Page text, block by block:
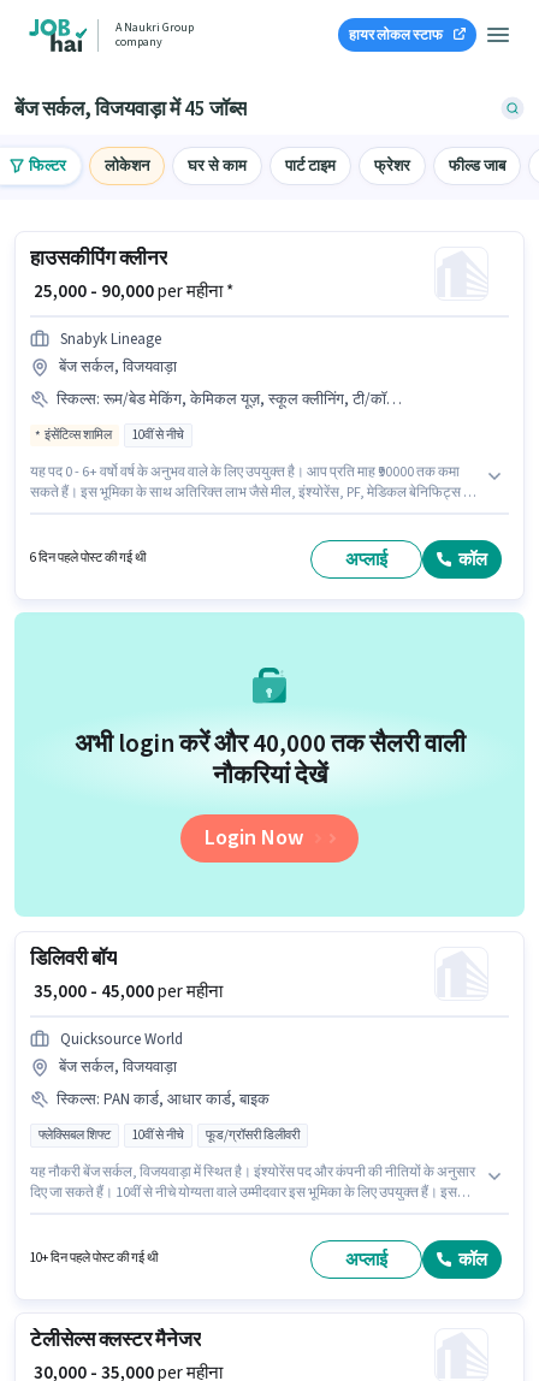
A Naukri Group
company
हायर लोकल स्टाफ
बेंज सर्कल, विजयवाड़ा में 45 जॉब्स
फिल्टर लोकेशन घर से काम पार्ट टाइम फ्रेशर फील्ड जाब
हाउसकीपिंग क्लीनर
₹ 25,000 - 90,000per महीना *
Snabyk Lineage
बेंज सर्कल, विजयवाड़ा
स्किल्स: रूम/बेड मेकिंग, केमिकल यूज़, स्कूल क्लीनिंग, टी/कॉफी मेकिंग, किचन क्लीनिंग, हॉस्पिटल क्लीनिंग, डस्टिंग/ क्लीनिंग, टॉयलेट क्लीनिंग, हाउस क्लीनिंग, कुकिंग, होटल क्लीनिंग, रेस्तरां क्लीनिंग, चाइल्ड केयर
इंसेंटिव्स शामिल 10वीं से नीचे
यह पद 0 - 6+ वर्षो वर्ष के अनुभव वाले के लिए उपयुक्त है। आप प्रति माह ₹90000 तक कमा
सकते हैं। इस भूमिका के साथ अतिरिक्त लाभ जैसे मील, इंश्योरेंस, PF, मेडिकल बेनिफिट्स भी
भूमिका के लिए उम्मीदवार के पास चाइल्ड केयर, टी/कॉफी मेकिंग, हॉस्पिटल क्लीनिंग, स्कूल
क्लीनिंग, हाउस क्लीनिंग, कुकिंग, टॉयलेट क्लीनिंग, किचन क्लीनिंग, होटल क्लीनिंग, रेस्तरां
6 दिन पहले पोस्ट की गई थी अप्लाई कॉल
अभी login करें और ₹40,000 तक सैलरी वाली
नौकरियां देखें
Login Now
डिलिवरी बॉय
₹ 35,000 - 45,000per महीना
Quicksource World
बेंज सर्कल, विजयवाड़ा
स्किल्स: PAN कार्ड, आधार कार्ड, बाइक
फ्लेक्सिबल शिफ्ट 10वीं से नीचे फूड/ग्रॉसरी डिलीवरी
यह नौकरी बेंज सर्कल, विजयवाड़ा में स्थित है। इंश्योरेंस पद और कंपनी की नीतियों के अनुसार
दिए जा सकते हैं। 10वीं से नीचे योग्यता वाले उम्मीदवार इस भूमिका के लिए उपयुक्त हैं। इस
है।
10+ दिन पहले पोस्ट की गई थी अप्लाई कॉल
टेलीसेल्स क्लस्टर मैनेजर
₹ 30,000 - 35,000per महीना